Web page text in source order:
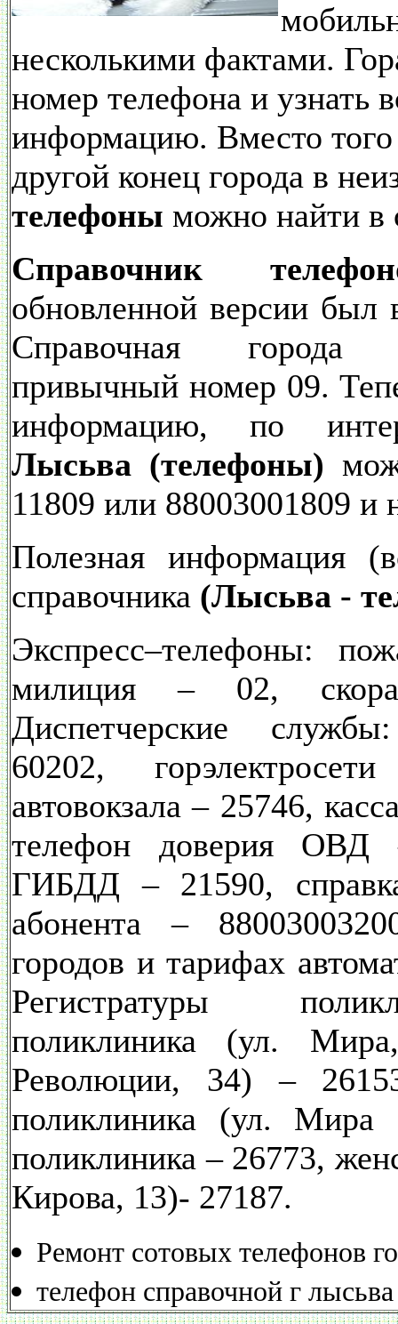
несколькими фактами.
номер телефона и
информацию. Вместо
другой конец города в
телефоны можно найти в
Справочник
обновленной версии
Справочная
привычный номер 09.
информацию, по
Лысьва (телефоны)
11809 или 88003001809 и
Полезная информация
справочника (Лысьва -
Экспресс–телефоны:
милиция – 02,
Диспетчерские
60202,
автовокзала – 25746,
телефон доверия ОВД
ГИБДД – 21590,
абонента –
городов и тарифах
Регистратуры
поликлиника (ул.
Революции, 34) –
поликлиника (ул. Мира
поликлиника – 26773,
Кирова, 13)- 27187.
Ремонт сотовых телефонов
телефон справочной г лысьва